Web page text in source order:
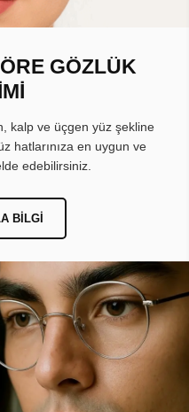
GÖZLÜK
kalp ve üçgen yüz şekline
hatlarınıza en uygun ve
edebilirsiniz.
BILGI